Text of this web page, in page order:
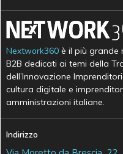
Nextwork360 è il più grande
B2B dedicati ai temi della
dell’Innovazione
cultura digitale e
amministrazioni italiane.
Indirizzo